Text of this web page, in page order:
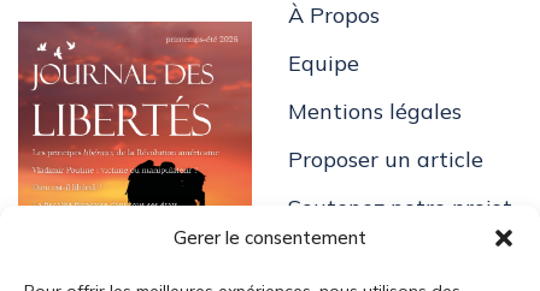
Gerer le consentement
À Propos
Equipe
Mentions légales
Proposer un article
Soutenez notre projet